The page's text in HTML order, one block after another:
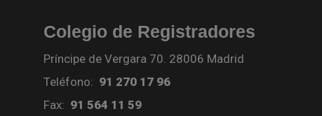
Colegio de Registradores
Príncipe de Vergara 70. 28006 Madrid
Teléfono: 91 270 17 96
Fax: 91 564 11 59